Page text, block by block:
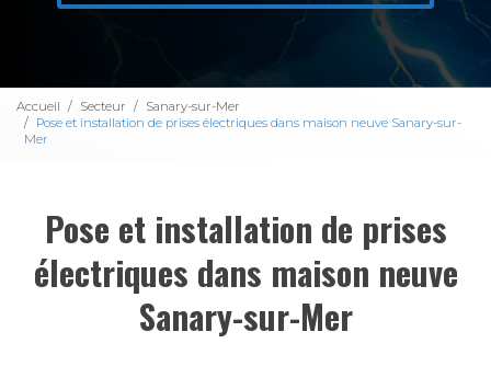
Accueil Secteur
Sanary-sur-Mer
Pose et installation de prises électriques dans maison neuve Sanary-sur-
Mer
Pose et installation de prises
électriques dans maison neuve
Sanary-sur-Mer